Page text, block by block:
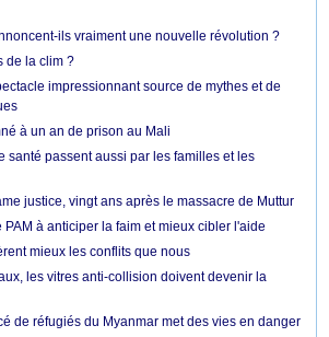
ils vraiment une nouvelle révolution ?
de la clim ?
impressionnant source de mythes et de
à un an de prison au Mali
santé passent aussi par les familles et les
justice, vingt ans après le massacre de Muttur
PAM à anticiper la faim et mieux cibler l'aide
mieux les conflits que nous
les vitres anti-collision doivent devenir la
de réfugiés du Myanmar met des vies en danger